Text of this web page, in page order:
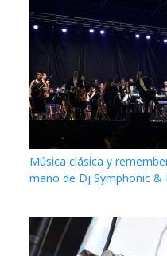
Música clásica y
mano de Dj Symphonic &